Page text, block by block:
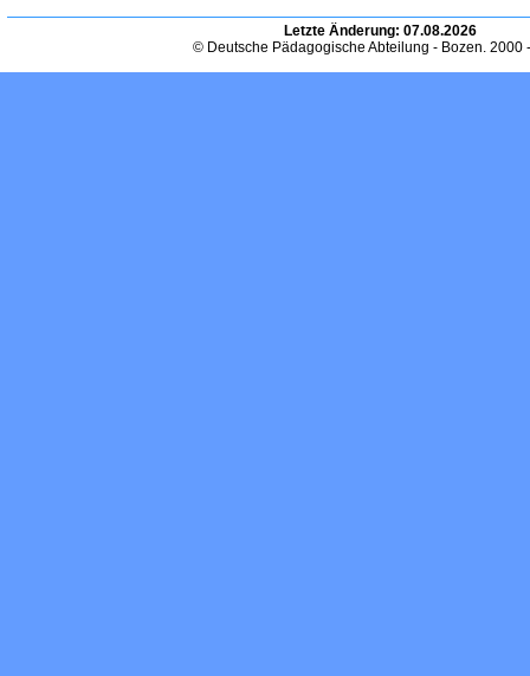
Letzte Änderung: 07.08.2026
© Deutsche Pädagogische Abteilung - Bozen. 2000